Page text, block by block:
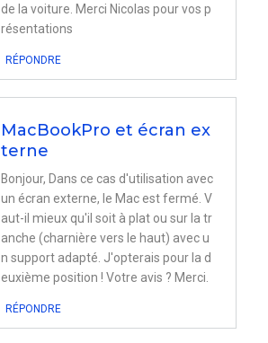
de la voiture. Merci Nicolas pour vos p
résentations
RÉPONDRE
MacBookPro et écran ex
terne
Bonjour, Dans ce cas d'utilisation avec
un écran externe, le Mac est fermé. V
aut-il mieux qu'il soit à plat ou sur la tr
anche (charnière vers le haut) avec u
n support adapté. J'opterais pour la d
euxième position ! Votre avis ? Merci.
RÉPONDRE